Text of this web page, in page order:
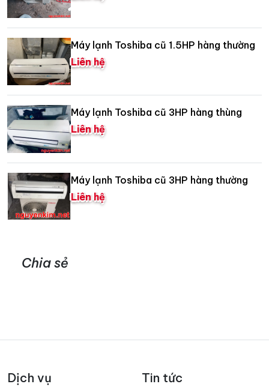
Máy lạnh Toshiba cũ 1.5HP hàng thường
Liên hệ
Máy lạnh Toshiba cũ 3HP hàng thùng
Liên hệ
Máy lạnh Toshiba cũ 3HP hàng thường
Liên hệ
Chia sẻ
Dịch vụ Tin tức